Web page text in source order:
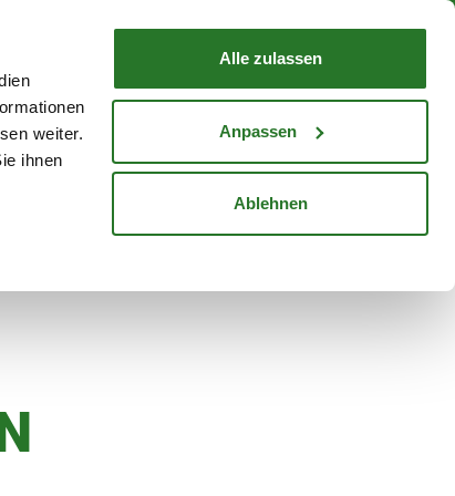
weiter.
ihnen
Alle zulassen
Anpassen
Ablehnen
Mein KontoStandorte
WARENKORB
Karriere